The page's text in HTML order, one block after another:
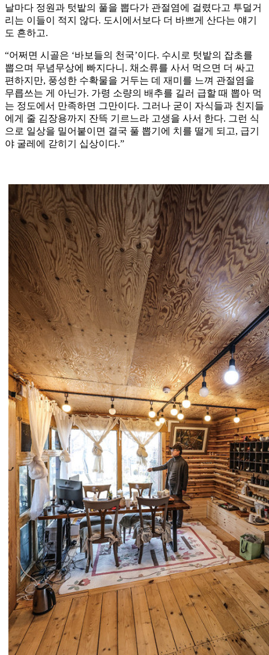
날마다 정원과 텃밭의 풀을 뽑다가 관절염에 걸렸다고 투덜거
리는 이들이 적지 않다. 도시에서보다 더 바쁘게 산다는 얘기
도 흔하고.
“어쩌면 시골은 ‘바보들의 천국’이다. 수시로 텃밭의 잡초를
뽑으며 무념무상에 빠지다니. 채소류를 사서 먹으면 더 싸고
편하지만, 풍성한 수확물을 거두는 데 재미를 느껴 관절염을
무릅쓰는 게 아닌가. 가령 소량의 배추를 길러 급할 때 뽑아 먹
는 정도에서 만족하면 그만이다. 그러나 굳이 자식들과 친지들
에게 줄 김장용까지 잔뜩 기르느라 고생을 사서 한다. 그런 식
으로 일상을 밀어붙이면 결국 풀 뽑기에 치를 떨게 되고, 급기
야 굴레에 갇히기 십상이다.”